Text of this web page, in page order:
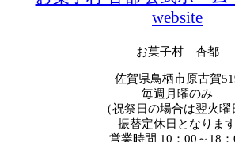
お菓子村 杏都
佐賀県鳥栖市原古賀
毎週月曜のみ
（祝祭日の場合は翌火曜
振替定休日となります
営業時間 10：00～18：